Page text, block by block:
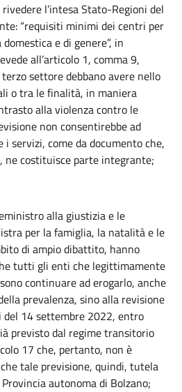
l’intesa Stato-Regioni del
“requisiti minimi dei centri per
e di genere”, in
all’articolo 1, comma 9,
settore debbano avere nello
o tra le finalità, in maniera
alla violenza contro le
non consentirebbe ad
servizi, come da documento che,
ne costituisce parte integrante;
alla giustizia e le
per la famiglia, la natalità e le
di ampio dibattito, hanno
tutti gli enti che legittimamente
continuare ad erogarlo, anche
prevalenza, sino alla revisione
del 14 settembre 2022, entro
previsto dal regime transitorio
17 che, pertanto, non è
tale previsione, quindi, tutela
autonoma di Bolzano;